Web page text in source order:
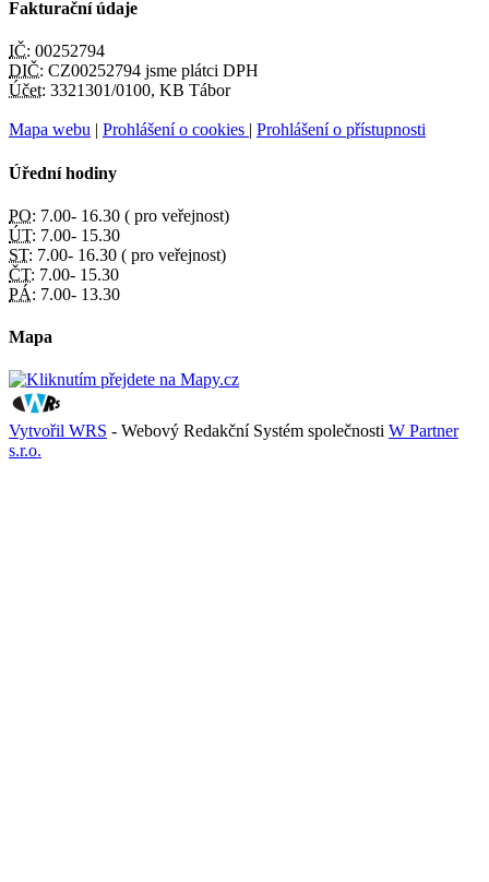
Fakturační údaje
IČ: 00252794
DIČ: CZ00252794 jsme plátci DPH
Účet: 3321301/0100, KB Tábor
Mapa webu | Prohlášení o cookies | Prohlášení o přístupnosti
Úřední hodiny
PO: 7.00- 16.30 ( pro veřejnost)
ÚT: 7.00- 15.30
ST: 7.00- 16.30 ( pro veřejnost)
ČT: 7.00- 15.30
PÁ: 7.00- 13.30
Mapa
Vytvořil WRS - Webový Redakční Systém společnosti W Partner
s.r.o.